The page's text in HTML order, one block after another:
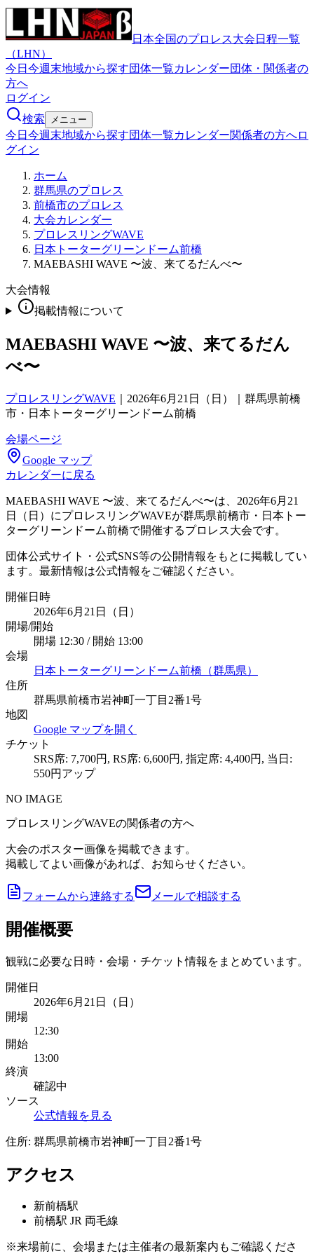
日本全国のプロレス大会日程一覧
（LHN）
今日 今週末地域から探す団体一覧カレンダー団体・関係者の
方へ
ログイン
検索
メニュー
今日 今週末地域から探す団体一覧カレンダー関係者の方へロ
グイン
ホーム
群馬県のプロレス
前橋市のプロレス
大会カレンダー
プロレスリングWAVE
日本トーターグリーンドーム前橋
MAEBASHI WAVE 〜波、来てるだんべ〜
大会情報
掲載情報について
MAEBASHI WAVE 〜波、来てるだん
べ〜
プロレスリングWAVE
2026年6月21日（日）｜群馬県前橋
市・日本トーターグリーンドーム前橋
会場ページ
Google マップ
カレンダーに戻る
MAEBASHI WAVE 〜波、来てるだんべ〜は、2026年6月21
日（日）にプロレスリングWAVEが群馬県前橋市・日本トー
ターグリーンドーム前橋で開催するプロレス大会です。
団体公式サイト・公式SNS等の公開情報をもとに掲載してい
ます。最新情報は公式情報をご確認ください。
開催日時
2026年6月21日（日）
開場/開始
開場 12:30 / 開始 13:00
会場
日本トーターグリーンドーム前橋（群馬県）
住所
群馬県前橋市岩神町一丁目2番1号
地図
Google マップを開く
チケット
SRS席: 7,700円, RS席: 6,600円, 指定席: 4,400円, 当日:
550円アップ
NO IMAGE
プロレスリングWAVEの関係者の方へ
大会のポスター画像を掲載できます。
掲載してよい画像があれば、お知らせください。
フォームから連絡する メールで相談する
開催概要
観戦に必要な日時・会場・チケット情報をまとめています。
開催日
2026年6月21日（日）
開場
12:30
開始
13:00
終演
確認中
ソース
公式情報を見る
住所: 群馬県前橋市岩神町一丁目2番1号
アクセス
新前橋駅
前橋駅 JR 両毛線
※来場前に、会場または主催者の最新案内もご確認くださ